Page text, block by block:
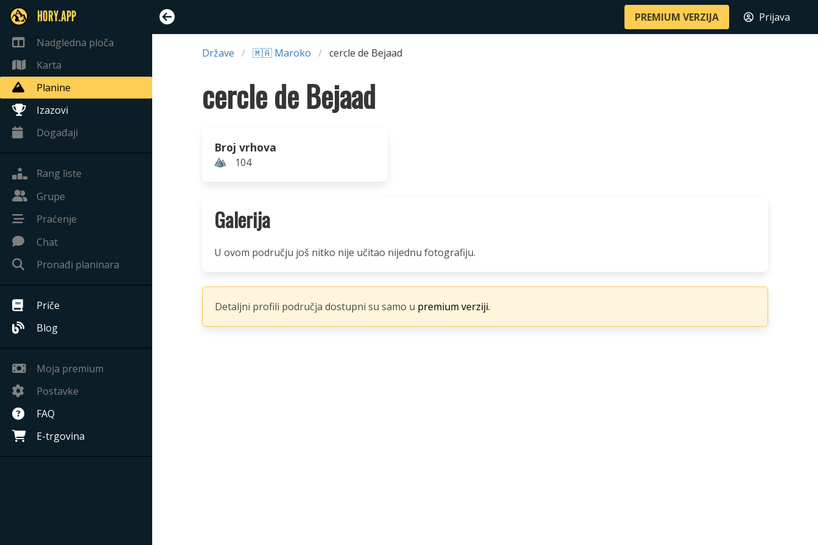
HORY.APP
Nadgledna ploča
Karta
Planine
Izazovi
Događaji
Rang liste
Grupe
Praćenje
Chat
Pronađi planinara
Priče
Blog
Moja premium
Postavke
FAQ
E-trgovina
PREMIUM VERZIJA Prijava
Države 🇲🇦 Maroko cercle de Bejaad
cercle de Bejaad
Broj vrhova
104
Galerija
U ovom području još nitko nije učitao nijednu fotografiju.
Detaljni profili područja dostupni su samo u premium verziji.